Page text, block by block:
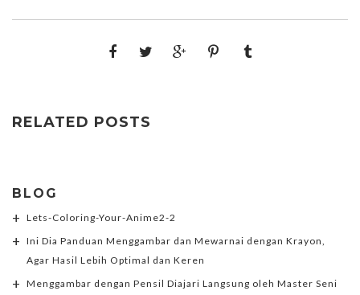
RELATED POSTS
BLOG
Lets-Coloring-Your-Anime2-2
Ini Dia Panduan Menggambar dan Mewarnai dengan Krayon,
Agar Hasil Lebih Optimal dan Keren
Menggambar dengan Pensil Diajari Langsung oleh Master Seni